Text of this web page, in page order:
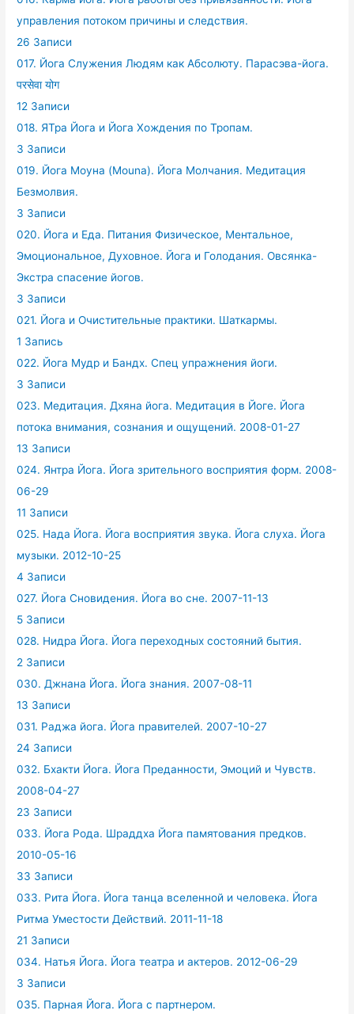
управления потоком причины и следствия.
26 Записи
017. Йога Служения Людям как Абсолюту. Парасэва-йога.
परसेवा योग
12 Записи
018. ЯТра Йога и Йога Хождения по Тропам.
3 Записи
019. Йога Моуна (Mouna). Йога Молчания. Медитация
Безмолвия.
3 Записи
020. Йога и Еда. Питания Физическое, Ментальное,
Эмоциональное, Духовное. Йога и Голодания. Овсянка-
Экстра спасение йогов.
3 Записи
021. Йога и Очистительные практики. Шаткармы.
1 Запись
022. Йога Мудр и Бандх. Спец упражнения йоги.
3 Записи
023. Медитация. Дхяна йога. Медитация в Йоге. Йога
потока внимания, сознания и ощущений. 2008-01-27
13 Записи
024. Янтра Йога. Йога зрительного восприятия форм. 2008-
06-29
11 Записи
025. Нада Йога. Йога восприятия звука. Йога слуха. Йога
музыки. 2012-10-25
4 Записи
027. Йога Сновидения. Йога во сне. 2007-11-13
5 Записи
028. Нидра Йога. Йога переходных состояний бытия.
2 Записи
030. Джнана Йога. Йога знания. 2007-08-11
13 Записи
031. Раджа йога. Йога правителей. 2007-10-27
24 Записи
032. Бхакти Йога. Йога Преданности, Эмоций и Чувств.
2008-04-27
23 Записи
033. Йога Рода. Шраддха Йога памятования предков.
2010-05-16
33 Записи
033. Рита Йога. Йога танца вселенной и человека. Йога
Ритма Уместости Действий. 2011-11-18
21 Записи
034. Натья Йога. Йога театра и актеров. 2012-06-29
3 Записи
035. Парная Йога. Йога с партнером.